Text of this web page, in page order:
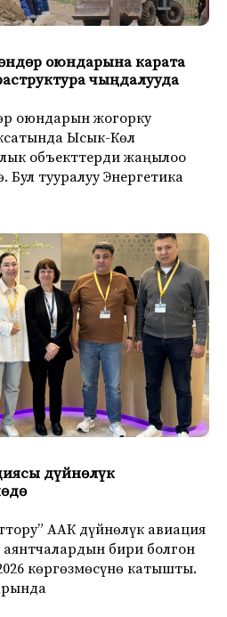
оюндарына карата
чыңдалууда
оюндарын жогорку
Ысык-Көл
объекттерди жаңылоо
Бул тууралуу Энергетика
дүйнөлүк
ААК дүйнөлүк авиация
бири болгон
көргөзмөсүнө катышты.